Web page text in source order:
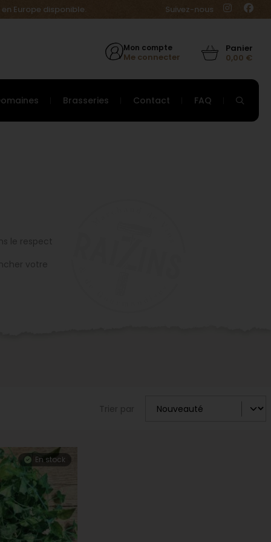
Europe disponible. Suivez-nous
Mon compte
Me connecter 0,00 €
Brasseries Contact FAQ
le respect
votre
Trier par
En stock